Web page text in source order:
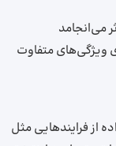
ویژگی‌های متفاوت
از فرایندهایی مثل